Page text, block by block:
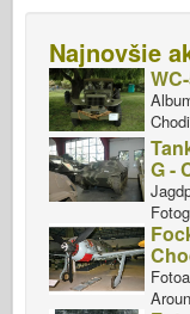
Najnovšie
G -